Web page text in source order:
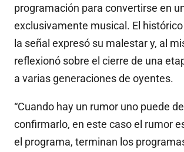
programación para convertirse en
exclusivamente musical. El
la señal expresó su malestar y, al
reflexionó sobre el cierre de una
a varias generaciones de oyentes.
“Cuando hay un rumor uno puede
confirmarlo, en este caso el rumor
el programa, terminan los